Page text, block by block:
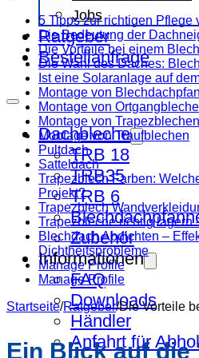
Jobs
Ratgeber
Bestellanfrage
Dachbleche
TRB 18
TRB35
TRB 6
Zubehör
Informationen
FAQ
Downloads
Händler
Anfahrt für
5 Tipps zur richtigen Pflege
Die Bedeutung der
Die Vorteile bei einem
Die Wahl des Daches:
Ist eine Solaranlage auf
Montage von
Montage von
Montage von Trapezblechen
Montage von Traufblechen
Pultdach
Satteldach
Trapezblech Farben:
Projekt?
Trapezblech
Trapezbleche richtig lagern
Blechdach Abdichten –
Dichtheitsprobleme
Manage Profile
Manage Profile
Startseite/Ratgeber/Die Vorteile
Ein Blick auf